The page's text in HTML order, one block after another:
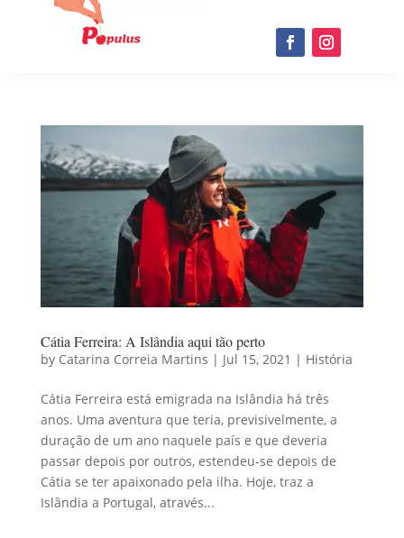
Cátia Ferreira: A Islândia aqui tão perto
by Catarina Correia Martins | Jul 15, 2021 | História
Cátia Ferreira está emigrada na Islândia há três
anos. Uma aventura que teria, previsivelmente, a
duração de um ano naquele país e que deveria
passar depois por outros, estendeu-se depois de
Cátia se ter apaixonado pela ilha. Hoje, traz a
Islândia a Portugal, através...